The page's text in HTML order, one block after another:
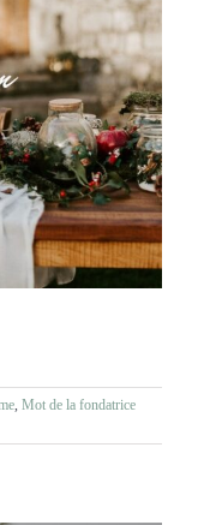
Mot de la fondatrice